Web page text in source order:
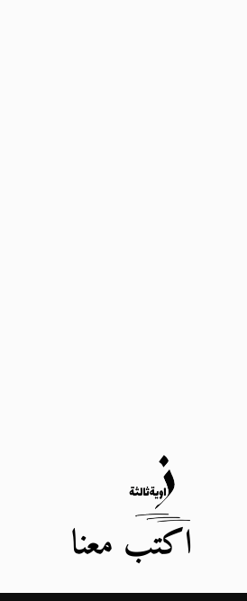
اكتب معنا